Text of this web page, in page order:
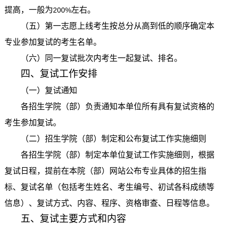
提高，一般为200%左右。
（五）第一志愿上线考生按总分从高到低的顺序确定本
专业参加复试的考生名单。
（六）同一复试批次内考生一起复试、排名。
四、复试工作安排
（一）复试通知
各招生学院（部）负责通知本单位所有具有复试资格的
考生参加复试。
（二）招生学院（部）制定和公布复试工作实施细则
各招生学院（部）制定本单位复试工作实施细则，根据
复试日程，提前在本院（部）网站公布专业具体的招生指
标、复试名单（包括考生姓名、考生编号、初试各科成绩等
信息）、复试方式、内容、程序、资格审查、日程等信息。
五、复试主要方式和内容